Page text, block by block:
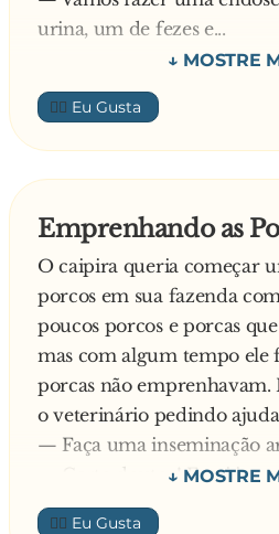
urina, um de fezes e...
— Peraí! — interrompe o
tantos exames? Eu sou
uma olhada nos animais, já
— OK. Então leve esse
vezes ao dia e, se não
semana, nós te
👍🏼
Emprenhando as
O caipira queria começar
porcos em sua fazenda
poucos porcos e porcas
mas com algum tempo ele
porcas não emprenhavam.
o veterinário pedindo
— Faça uma inseminação
— Certo doutor! Farei isso
disse o caipira, que não
👍🏼